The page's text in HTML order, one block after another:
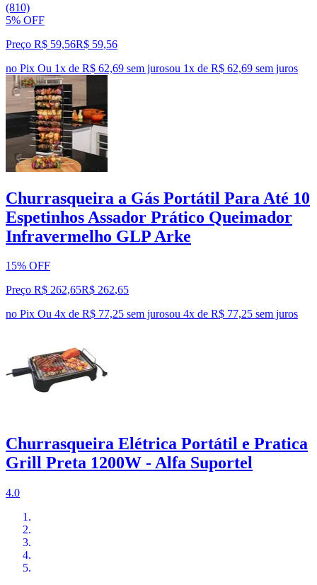
(810)
5% OFF
Preço R$ 59,56R$ 59,56
no Pix Ou 1x de R$ 62,69 sem jurosou 1x de R$ 62,69 sem juros
Churrasqueira a Gás Portátil Para Até 10
Espetinhos Assador Prático Queimador
Infravermelho GLP Arke
15% OFF
Preço R$ 262,65R$ 262,65
no Pix Ou 4x de R$ 77,25 sem jurosou 4x de R$ 77,25 sem juros
Churrasqueira Elétrica Portátil e Pratica
Grill Preta 1200W - Alfa Suportel
4.0